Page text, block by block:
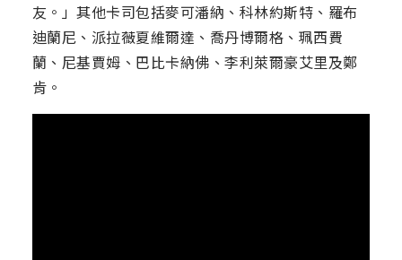
友。」其他卡司包括麥可潘納、科林約斯特、羅布
迪蘭尼、派拉薇夏維爾達、喬丹博爾格、珮西費
蘭、尼基賈姆、巴比卡納佛、李利萊爾豪艾里及鄭
肯。